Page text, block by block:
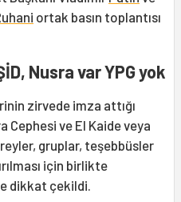
ortak basın toplantısı
Nusra var YPG yok
zirvede imza attığı
Cephesi ve El Kaide veya
gruplar, teşebbüsler
için birlikte
dikkat çekildi.